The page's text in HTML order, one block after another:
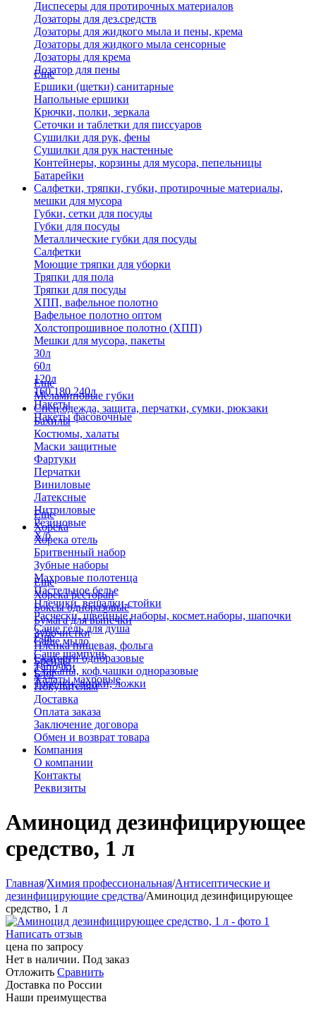
Диспесеры для протирочных материалов
Дозаторы для дез.средств
Дозаторы для жидкого мыла и пены, крема
Дозаторы для жидкого мыла сенсорные
Дозаторы для крема
Дозатор для пены
Еще
Ершики (щетки) санитарные
Напольные ершики
Крючки, полки, зеркала
Сеточки и таблетки для писсуаров
Сушилки для рук, фены
Сушилки для рук настенные
Контейнеры, корзины для мусора, пепельницы
Батарейки
Салфетки, тряпки, губки, протирочные материалы,
мешки для мусора
Губки, сетки для посуды
Губки для посуды
Металлические губки для посуды
Салфетки
Моющие тряпки для уборки
Тряпки для пола
Тряпки для посуды
ХПП, вафельное полотно
Вафельное полотно оптом
Холстопрошивное полотно (ХПП)
Мешки для мусора, пакеты
30л
60л
120л
160,180,240л
Пакеты
Пакеты фасовочные
Еще
Меламиновые губки
Спец.одежда, защита, перчатки, сумки, рюкзаки
Бахилы
Костюмы, халаты
Маски защитные
Фартуки
Перчатки
Виниловые
Латексные
Нитриловые
Резиновые
Х/б
Еще
Хорека
Хорека отель
Бритвенный набор
Зубные наборы
Махровые полотенца
Пастельное белье
Плечики, вешалки-стойки
Расчески, швейные наборы, космет.наборы, шапочки
Саше гель для душа
Саше мыло
Саше шампунь
Тапочки
Халаты махровые
Еще
Хорека ресторан
Боксы одноразовые
Бумага для выпечки
Зубочистки
Пленка пищевая, фольга
Скатерти одноразовые
Стаканы, коф.чашки одноразовые
Тарелки, вилки, ложки
Еще
Бренды
Блог
Покупателям
Доставка
Оплата заказа
Заключение договора
Обмен и возврат товара
Компания
О компании
Контакты
Реквизиты
Аминоцид дезинфицирующее
средство, 1 л
Главная/Химия профессиональная/Антисептические и
дезинфицирующие средства/Аминоцид дезинфицирующее
средство, 1 л
Написать отзыв
цена по запросу
Нет в наличии. Под заказ
Отложить Сравнить
Доставка по России
Наши преимущества